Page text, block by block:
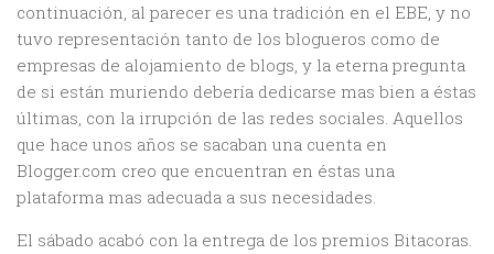
continuación, al parecer es una tradición en el EBE, y no
tuvo representación tanto de los blogueros como de
empresas de alojamiento de blogs, y la eterna pregunta
de si están muriendo debería dedicarse mas bien a éstas
últimas, con la irrupción de las redes sociales. Aquellos
que hace unos años se sacaban una cuenta en
Blogger.com creo que encuentran en éstas una
plataforma mas adecuada a sus necesidades.
El sábado acabó con la entrega de los premios Bitacoras.